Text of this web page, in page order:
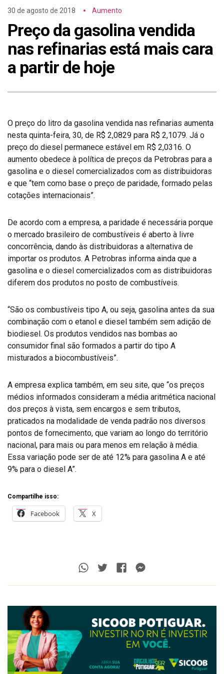
30 de agosto de 2018 Aumento
Preço da gasolina vendida
nas refinarias está mais cara
a partir de hoje
O preço do litro da gasolina vendida nas refinarias aumenta
nesta quinta-feira, 30, de R$ 2,0829 para R$ 2,1079. Já o
preço do diesel permanece estável em R$ 2,0316. O
aumento obedece à política de preços da Petrobras para a
gasolina e o diesel comercializados com as distribuidoras
e que “tem como base o preço de paridade, formado pelas
cotações internacionais”.
De acordo com a empresa, a paridade é necessária porque
o mercado brasileiro de combustíveis é aberto à livre
concorrência, dando às distribuidoras a alternativa de
importar os produtos. A Petrobras informa ainda que a
gasolina e o diesel comercializados com as distribuidoras
diferem dos produtos no posto de combustíveis.
“São os combustíveis tipo A, ou seja, gasolina antes da sua
combinação com o etanol e diesel também sem adição de
biodiesel. Os produtos vendidos nas bombas ao
consumidor final são formados a partir do tipo A
misturados a biocombustíveis”.
A empresa explica também, em seu site, que “os preços
médios informados consideram a média aritmética nacional
dos preços à vista, sem encargos e sem tributos,
praticados na modalidade de venda padrão nos diversos
pontos de fornecimento, que variam ao longo do território
nacional, para mais ou para menos em relação à média.
Essa variação pode ser de até 12% para gasolina A e até
9% para o diesel A”.
Compartilhe isso:
Facebook X
Whatsapp
TwitterFacebook